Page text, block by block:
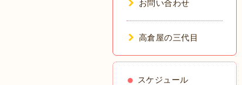
お問い合わせ
高倉屋の三代目
スケジュール